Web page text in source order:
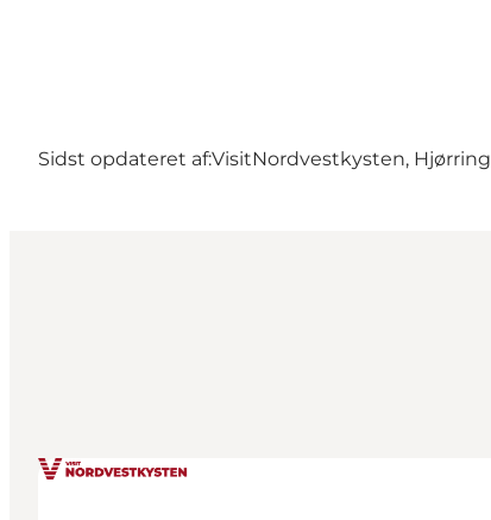
Sidst opdateret af:VisitNordvestkysten, Hjørring